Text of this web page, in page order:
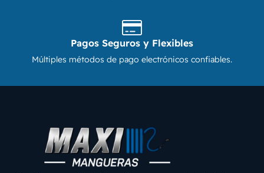
Pagos Seguros y Flexibles
Múltiples métodos de pago electrónicos confiables.